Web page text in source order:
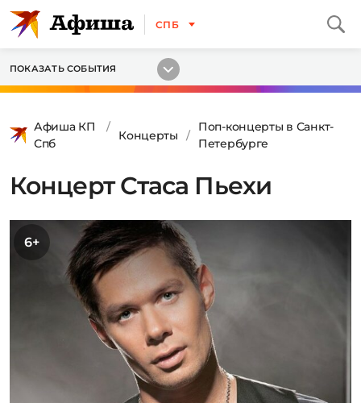
СПБ
ПОКАЗАТЬ СОБЫТИЯ
Афиша КП
Спб
Концерты
Поп-концерты в Санкт-
Петербурге
Концерт Стаса Пьехи
6+